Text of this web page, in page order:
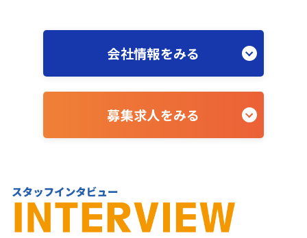
会社情報をみる
募集求人をみる